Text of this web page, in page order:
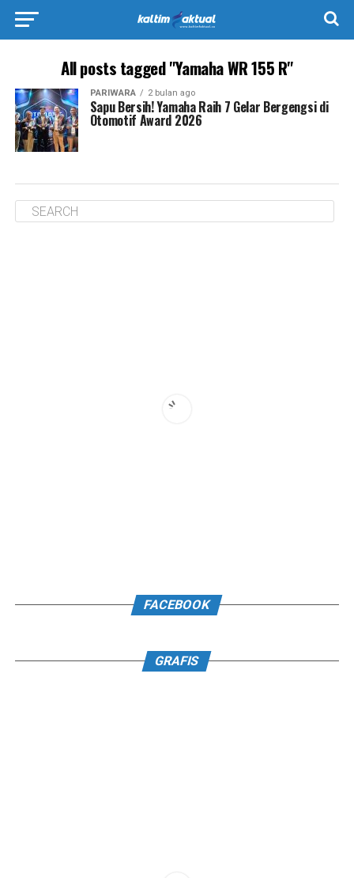
All posts tagged "Yamaha WR 155 R"
PARIWARA 2 bulan ago
Sapu Bersih! Yamaha Raih 7 Gelar Bergengsi di
Otomotif Award 2026
FACEBOOK
GRAFIS